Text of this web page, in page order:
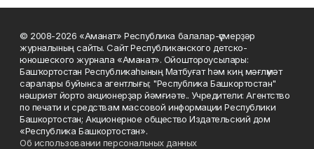
© 2008-2026 «Аманат» Республика балалар-үҫмерҙәр
журналының сайты. Сайт Республиканского детско-
юношеского журнала «Аманат». Ойоштороусылары:
Башҡортостан Республикаһының Матбуғат һәм киң мәғлүмәт
саралары буйынса агентлығы; "Республика Башкортостан"
нәшриәт йорто акционерҙар йәмғиәте.. Учредители: Агентство
по печати и средствам массовой информации Республики
Башкортостан; Акционерное общество Издательский дом
«Республика Башкортостан».
Об использовании персональных данных